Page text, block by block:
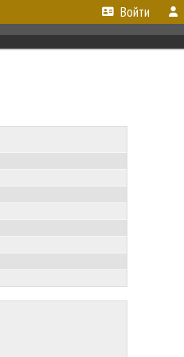
Войти